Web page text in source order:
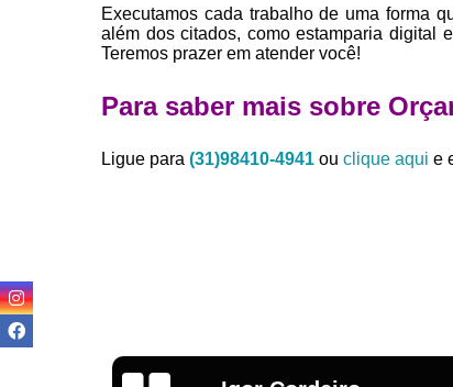
Executamos cada trabalho de uma forma
além dos citados, como estamparia digital
Teremos prazer em atender você!
Para saber mais sobre
Ligue para (31)98410-4941 ou clique aqui e